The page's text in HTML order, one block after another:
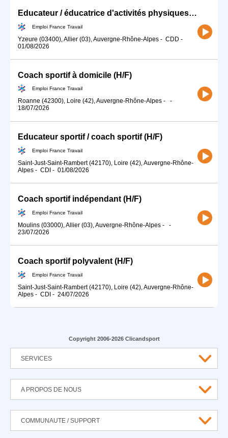
Educateur / éducatrice d'activités physiques (H/F)
Emploi France Travail
Yzeure (03400), Allier (03), Auvergne-Rhône-Alpes - CDD -
01/08/2026
Coach sportif à domicile (H/F)
Emploi France Travail
Roanne (42300), Loire (42), Auvergne-Rhône-Alpes -
-
18/07/2026
Educateur sportif / coach sportif (H/F)
Emploi France Travail
Saint-Just-Saint-Rambert (42170), Loire (42), Auvergne-Rhône-
Alpes - CDI - 01/08/2026
Coach sportif indépendant (H/F)
Emploi France Travail
Moulins (03000), Allier (03), Auvergne-Rhône-Alpes -
-
23/07/2026
Coach sportif polyvalent (H/F)
Emploi France Travail
Saint-Just-Saint-Rambert (42170), Loire (42), Auvergne-Rhône-
Alpes - CDI - 24/07/2026
Copyright 2006-2026 Clicandsport
SERVICES
A PROPOS DE NOUS
COMMUNAUTE / SUPPORT